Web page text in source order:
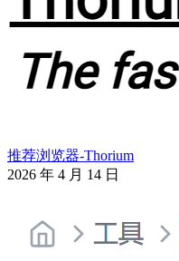
推荐浏览器-Thorium
2026 年 4 月 14 日